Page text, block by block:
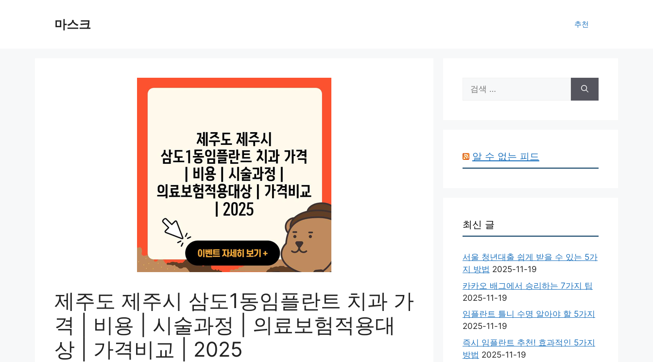
마스크 추천
제주도 제주시 삼도1동임플란트 치과 가
격 | 비용 | 시술과정 | 의료보험적용대
상 | 가격비교 | 2025
색:
알 수 없는 피드
최신 글
서울 청년대출 쉽게 받을 수 있는 5가
지 방법 2025-11-19
카카오 배그에서 승리하는 7가지 팁
2025-11-19
임플란트 틀니 수명 알아야 할 5가지
2025-11-19
즉시 임플란트 추천! 효과적인 5가지
방법 2025-11-19